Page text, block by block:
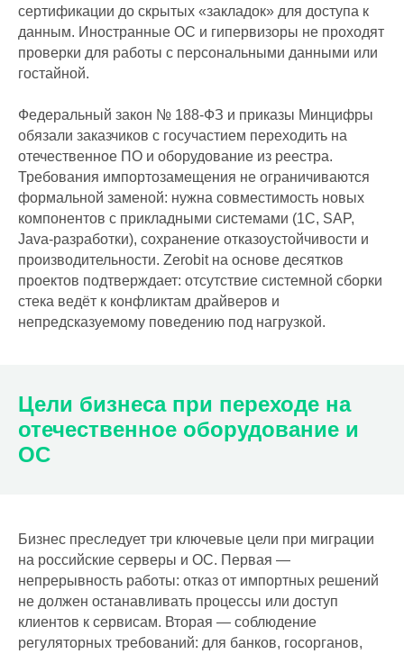
сертификации до скрытых «закладок» для доступа к
данным. Иностранные ОС и гипервизоры не проходят
проверки для работы с персональными данными или
гостайной.
Федеральный закон № 188-ФЗ и приказы Минцифры
обязали заказчиков с госучастием переходить на
отечественное ПО и оборудование из реестра.
Требования импортозамещения не ограничиваются
формальной заменой: нужна совместимость новых
компонентов с прикладными системами (1С, SAP,
Java-разработки), сохранение отказоустойчивости и
производительности. Zerobit на основе десятков
проектов подтверждает: отсутствие системной сборки
стека ведёт к конфликтам драйверов и
непредсказуемому поведению под нагрузкой.
Цели бизнеса при переходе на
отечественное оборудование и
ОС
Бизнес преследует три ключевые цели при миграции
на российские серверы и ОС. Первая —
непрерывность работы: отказ от импортных решений
не должен останавливать процессы или доступ
клиентов к сервисам. Вторая — соблюдение
регуляторных требований: для банков, госорганов,